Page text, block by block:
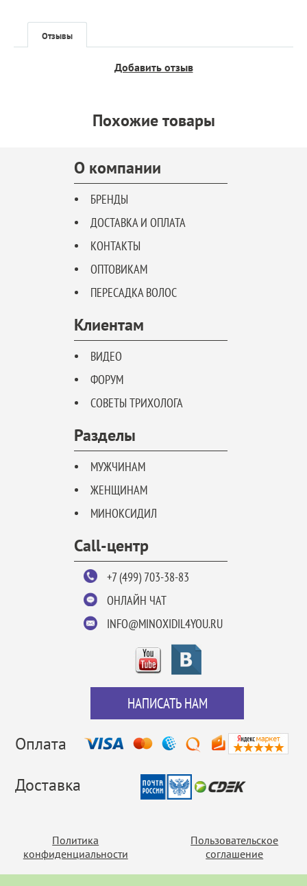
Отзывы
Добавить отзыв
Похожие товары
О компании
БРЕНДЫ
ДОСТАВКА И ОПЛАТА
КОНТАКТЫ
ОПТОВИКАМ
ПЕРЕСАДКА ВОЛОС
Клиентам
ВИДЕО
ФОРУМ
СОВЕТЫ ТРИХОЛОГА
Разделы
МУЖЧИНАМ
ЖЕНЩИНАМ
МИНОКСИДИЛ
Call-центр
+7 (499) 703-38-83
ОНЛАЙН ЧАТ
INFO@MINOXIDIL4YOU.RU
НАПИСАТЬ НАМ
Оплата
Доставка
Политика
конфиденциальности
Пользовательское
соглашение